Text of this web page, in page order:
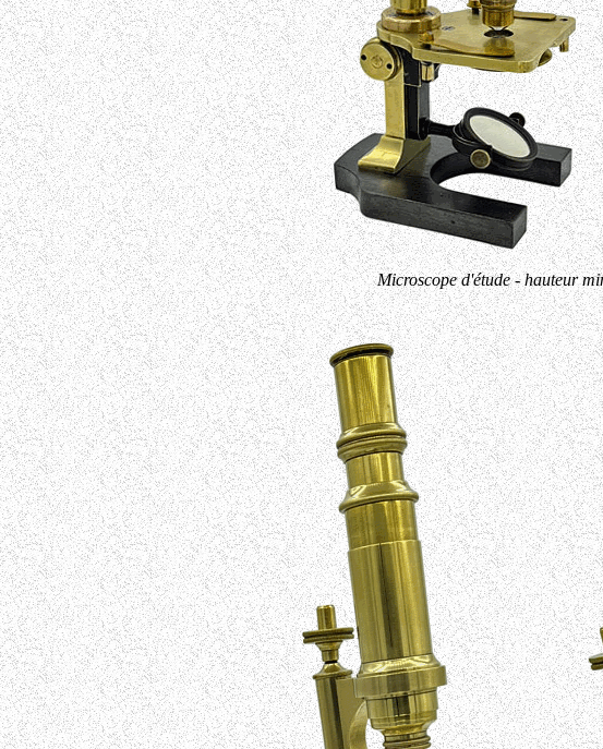
Microscope d'étude - hauteur